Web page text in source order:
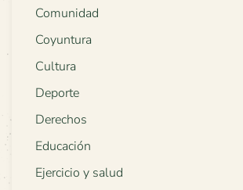
Comunidad
Coyuntura
Cultura
Deporte
Derechos
Educación
Ejercicio y salud